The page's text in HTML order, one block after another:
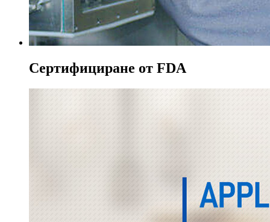
Сертифициране от FDA